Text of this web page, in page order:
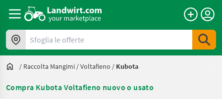
Sfoglia le offerte
/ Raccolta Mangimi /Voltafieno / Kubota
Compra Kubota Voltafieno nuovo o usato